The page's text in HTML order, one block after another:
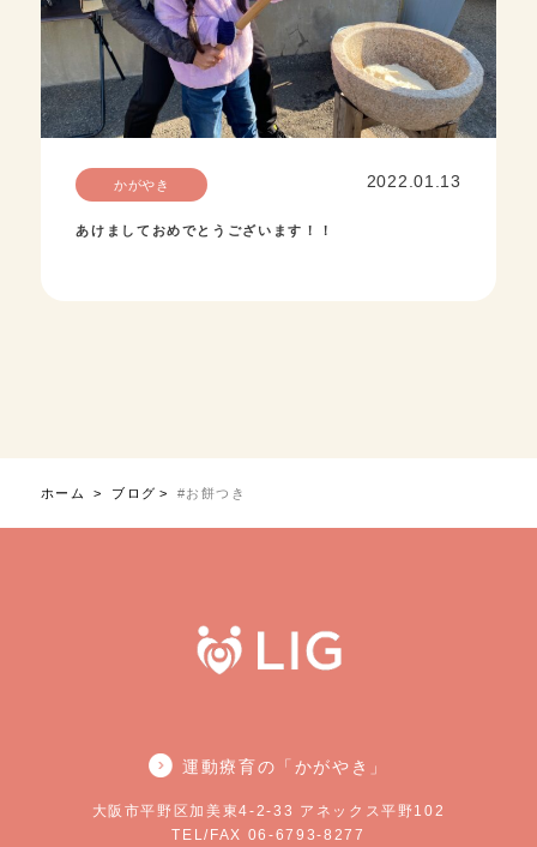
かがやき 2022.01.13
あけましておめでとうございます！！
ホーム ブログ #お餅つき
運動療育の「かがやき」
大阪市平野区加美東4-2-33 アネックス平野102
TEL/FAX 06-6793-8277